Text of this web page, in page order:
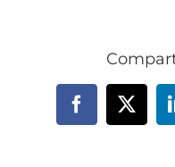
Facebook
X